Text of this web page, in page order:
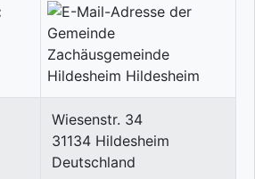
Wiesenstr. 34
31134 Hildesheim
Deutschland